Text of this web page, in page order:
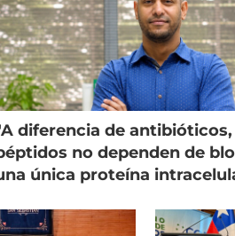
diferencia de antibióticos,
no dependen de
única proteína